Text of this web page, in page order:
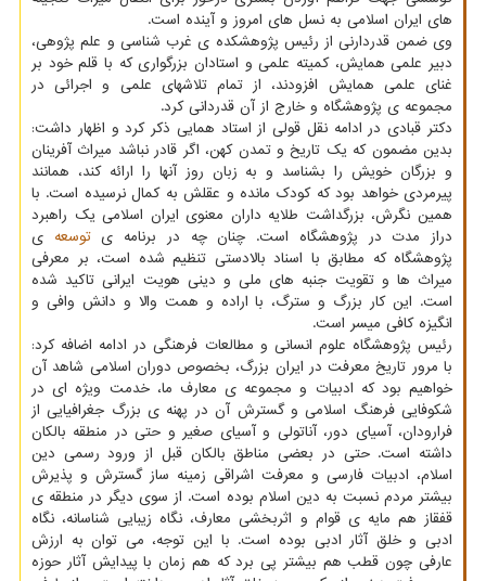
های ایران اسلامی به نسل های امروز و آینده است.
وی ضمن قدردارنی از رئیس پژوهشکده ی غرب شناسی و علم پژوهی،
دبیر علمی همایش، کمیته علمی و استادان بزرگواری که با قلم خود بر
غنای علمی همایش افزودند، از تمام تلاشهای علمی و اجرائی در
مجموعه ی پژوهشگاه و خارج از آن قدردانی کرد.
دکتر قبادی در ادامه نقل قولی از استاد همایی ذکر کرد و اظهار داشت:
بدین مضمون که یک تاریخ و تمدن کهن، اگر قادر نباشد میراث آفرینان
و بزرگان خویش را بشناسد و به زبان روز آنها را ارائه کند، همانند
پیرمردی خواهد بود که کودک مانده و عقلش به کمال نرسیده است. با
همین نگرش، بزرگداشت طلایه داران معنوی ایران اسلامی یک راهبرد
دراز مدت در پژوهشگاه است. چنان چه در برنامه یتوسعه ی
پژوهشگاه که مطابق با اسناد بالادستی تنظیم شده است، بر معرفی
میراث ها و تقویت جنبه های ملی و دینی هویت ایرانی تاکید شده
است. این کار بزرگ و سترگ، با اراده و همت والا و دانش وافی و
انگیزه کافی میسر است.
رئیس پژوهشگاه علوم انسانی و مطالعات فرهنگی در ادامه اضافه کرد:
با مرور تاریخ معرفت در ایران بزرگ، بخصوص دوران اسلامی شاهد آن
خواهیم بود که ادبیات و مجموعه ی معارف ما، خدمت ویژه ای در
شکوفایی فرهنگ اسلامی و گسترش آن در پهنه ی بزرگ جغرافیایی از
فرارودان، آسیای دور، آناتولی و آسیای صغیر و حتی در منطقه بالکان
داشته است. حتی در بعضی مناطق بالکان قبل از ورود رسمی دین
اسلام، ادبیات فارسی و معرفت اشراقی زمینه ساز گسترش و پذیرش
بیشتر مردم نسبت به دین اسلام بوده است. از سوی دیگر در منطقه ی
قفقاز هم مایه ی قوام و اثربخشی معارف، نگاه زیبایی شناسانه، نگاه
ادبی و خلق آثار ادبی بوده است. با این توجه، می توان به ارزش
عارفی چون قطب هم بیشتر پی برد که هم زمان با پیدایش آثار حوزه